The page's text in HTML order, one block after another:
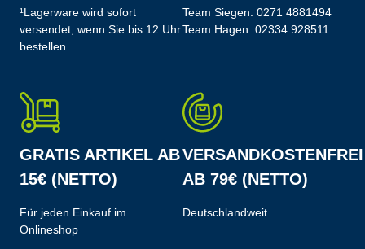
¹Lagerware wird sofort
versendet, wenn Sie bis 12 Uhr
bestellen
Team Siegen: 0271 4881494
Team Hagen: 02334 928511
GRATIS ARTIKEL AB
15€ (NETTO)
Für jeden Einkauf im
Onlineshop
VERSANDKOSTENFREI
AB 79€ (NETTO)
Deutschlandweit